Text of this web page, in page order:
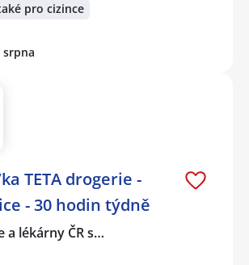
pro cizince
srpna
TETA drogerie -
- 30 hodin týdně
a lékárny ČR s…